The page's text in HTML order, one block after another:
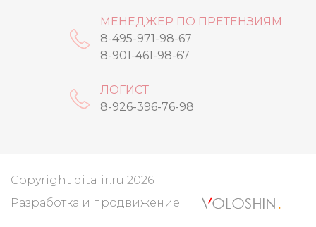
МЕНЕДЖЕР ПО ПРЕТЕНЗИЯМ
8-495-971-98-67
8-901-461-98-67
ЛОГИСТ
8-926-396-76-98
Copyright ditalir.ru 2026
Разработка и продвижение: